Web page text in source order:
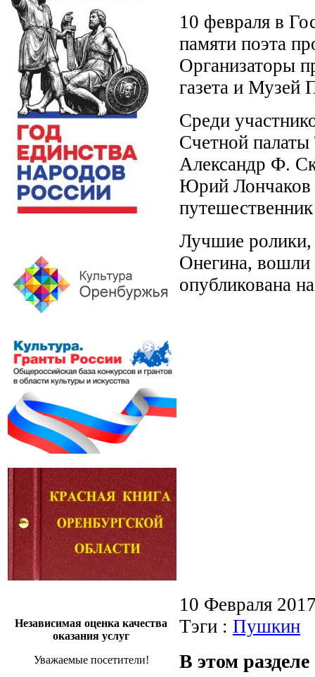
Независимая оценка качества
оказания услуг
Уважаемые посетители!
10 февраля в
памяти поэта
Организаторы
газета и Музей
Среди
Счетной
Александр Ф.
Юрий Лончаков
Лучшие ролики,
Онегина, вошли
опубликована
10 Февраля
Тэги : Пушкин
В этом разделе